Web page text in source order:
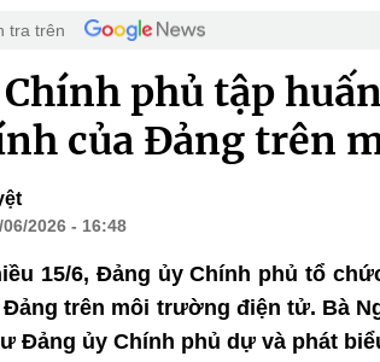
tra trên
phủ tập
của Đảng trên
2026 - 16:48
15/6, Đảng ủy Chính phủ tổ
trên môi trường điện tử. Bà
Đảng ủy Chính phủ dự và phát